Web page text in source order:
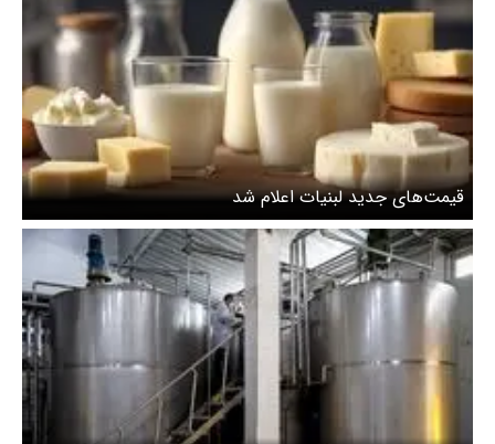
قیمت‌های جدید لبنیات اعلام شد